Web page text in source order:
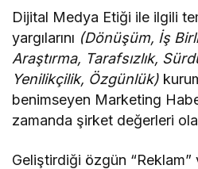
Dijital Medya Etiği ile ilgili
yargılarını (Dönüşüm, İş
Araştırma, Tarafsızlık,
Yenilikçilik, Özgünlük)
benimseyen Marketing
zamanda şirket değerleri
Geliştirdiği özgün “Reklam”